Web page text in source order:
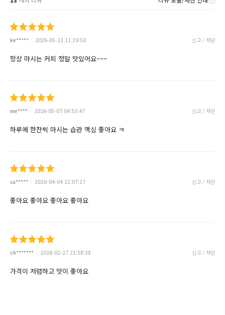
ke***** 2026-05-22 11:19:50 신고 / 차단
항상 마시는 커피 정말 맛있어요~~~
me**** 2026-05-07 04:53:47 신고 / 차단
하루에 한잔씩 마시는 습관 맥심 좋아요 ㅋ
su***** 2026-04-04 11:07:17 신고 / 차단
좋아요 좋아요 좋아요 좋아요
ch******* 2026-02-27 21:58:38 신고 / 차단
가격이 저렴하고 맛이 좋아요